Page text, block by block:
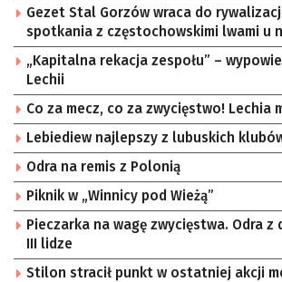
Gezet Stal Gorzów wraca do
spotkania z częstochowskimi lwami u
„Kapitalna rekacja zespołu” –
Lechii
Co za mecz, co za zwycięstwo! Lechia
Lebiediew najlepszy z lubuskich
Odra na remis z Polonią
Piknik w „Winnicy pod Wieżą”
Pieczarka na wagę zwycięstwa. Odra z
III lidze
Stilon stracił punkt w ostatniej akcji